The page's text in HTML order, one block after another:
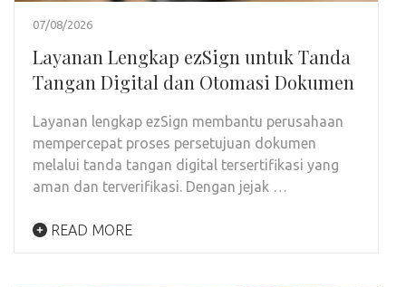
07/08/2026
Layanan Lengkap ezSign untuk Tanda
Tangan Digital dan Otomasi Dokumen
Layanan lengkap ezSign membantu perusahaan
mempercepat proses persetujuan dokumen
melalui tanda tangan digital tersertifikasi yang
aman dan terverifikasi. Dengan jejak …
READ MORE